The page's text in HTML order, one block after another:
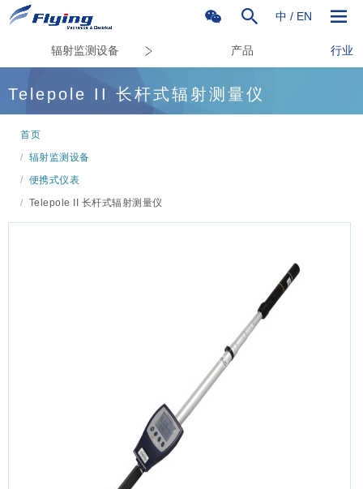
中 / EN
辐射监测设备 产品 行业
Telepole II 长杆式辐射测量仪
首页
/ 辐射监测设备
/ 便携式仪表
/ Telepole II 长杆式辐射测量仪